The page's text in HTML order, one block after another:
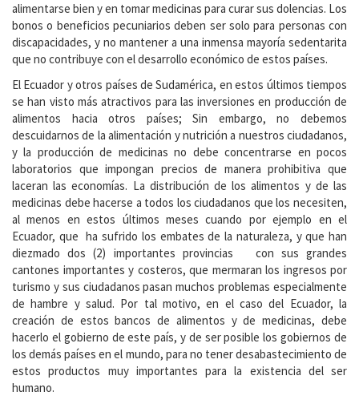
alimentarse bien y en tomar medicinas para curar sus dolencias. Los
bonos o beneficios pecuniarios deben ser solo para personas con
discapacidades, y no mantener a una inmensa mayoría sedentarita
que no contribuye con el desarrollo económico de estos países.
El Ecuador y otros países de Sudamérica, en estos últimos tiempos
se han visto más atractivos para las inversiones en producción de
alimentos hacia otros países; Sin embargo, no debemos
descuidarnos de la alimentación y nutrición a nuestros ciudadanos,
y la producción de medicinas no debe concentrarse en pocos
laboratorios que impongan precios de manera prohibitiva que
laceran las economías. La distribución de los alimentos y de las
medicinas debe hacerse a todos los ciudadanos que los necesiten,
al menos en estos últimos meses cuando por ejemplo en el
Ecuador, que ha sufrido los embates de la naturaleza, y que han
diezmado dos (2) importantes provincias con sus grandes
cantones importantes y costeros, que mermaran los ingresos por
turismo y sus ciudadanos pasan muchos problemas especialmente
de hambre y salud. Por tal motivo, en el caso del Ecuador, la
creación de estos bancos de alimentos y de medicinas, debe
hacerlo el gobierno de este país, y de ser posible los gobiernos de
los demás países en el mundo, para no tener desabastecimiento de
estos productos muy importantes para la existencia del ser
humano.